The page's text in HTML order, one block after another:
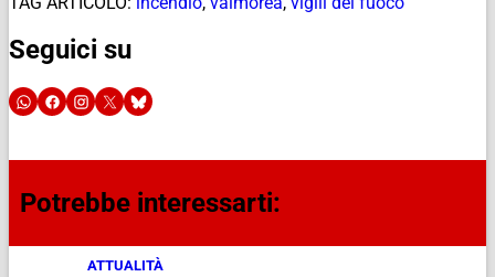
Seguici su
Potrebbe interessarti:
ATTUALITÀ